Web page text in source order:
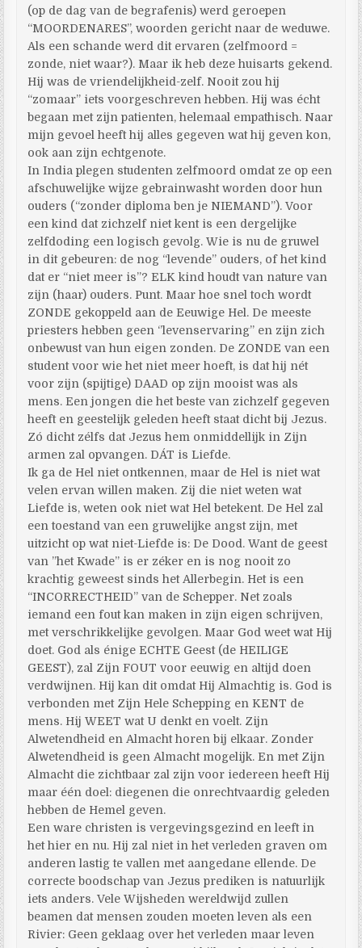
(op de dag van de begrafenis) werd geroepen
“MOORDENARES”, woorden gericht naar de weduwe.
Als een schande werd dit ervaren (zelfmoord =
zonde, niet waar?). Maar ik heb deze huisarts gekend.
Hij was de vriendelijkheid-zelf. Nooit zou hij
“zomaar” iets voorgeschreven hebben. Hij was écht
begaan met zijn patienten, helemaal empathisch. Naar
mijn gevoel heeft hij alles gegeven wat hij geven kon,
ook aan zijn echtgenote.
In India plegen studenten zelfmoord omdat ze op een
afschuwelijke wijze gebrainwasht worden door hun
ouders (“zonder diploma ben je NIEMAND”). Voor
een kind dat zichzelf niet kent is een dergelijke
zelfdoding een logisch gevolg. Wie is nu de gruwel
in dit gebeuren: de nog “levende” ouders, of het kind
dat er “niet meer is”? ELK kind houdt van nature van
zijn (haar) ouders. Punt. Maar hoe snel toch wordt
ZONDE gekoppeld aan de Eeuwige Hel. De meeste
priesters hebben geen ‘’levenservaring’’ en zijn zich
onbewust van hun eigen zonden. De ZONDE van een
student voor wie het niet meer hoeft, is dat hij nét
voor zijn (spijtige) DAAD op zijn mooist was als
mens. Een jongen die het beste van zichzelf gegeven
heeft en geestelijk geleden heeft staat dicht bij Jezus.
Zó dicht zélfs dat Jezus hem onmiddellijk in Zijn
armen zal opvangen. DÁT is Liefde.
Ik ga de Hel niet ontkennen, maar de Hel is niet wat
velen ervan willen maken. Zij die niet weten wat
Liefde is, weten ook niet wat Hel betekent. De Hel zal
een toestand van een gruwelijke angst zijn, met
uitzicht op wat niet-Liefde is: De Dood. Want de geest
van ”het Kwade” is er zéker en is nog nooit zo
krachtig geweest sinds het Allerbegin. Het is een
“INCORRECTHEID” van de Schepper. Net zoals
iemand een fout kan maken in zijn eigen schrijven,
met verschrikkelijke gevolgen. Maar God weet wat Hij
doet. God als énige ECHTE Geest (de HEILIGE
GEEST), zal Zijn FOUT voor eeuwig en altijd doen
verdwijnen. Hij kan dit omdat Hij Almachtig is. God is
verbonden met Zijn Hele Schepping en KENT de
mens. Hij WEET wat U denkt en voelt. Zijn
Alwetendheid en Almacht horen bij elkaar. Zonder
Alwetendheid is geen Almacht mogelijk. En met Zijn
Almacht die zichtbaar zal zijn voor iedereen heeft Hij
maar één doel: diegenen die onrechtvaardig geleden
hebben de Hemel geven.
Een ware christen is vergevingsgezind en leeft in
het hier en nu. Hij zal niet in het verleden graven om
anderen lastig te vallen met aangedane ellende. De
correcte boodschap van Jezus prediken is natuurlijk
iets anders. Vele Wijsheden wereldwijd zullen
beamen dat mensen zouden moeten leven als een
Rivier: Geen geklaag over het verleden maar leven